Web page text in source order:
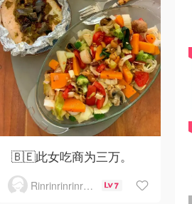
🇧🇪此女吃商为三万。
Rinrinrinrinrinrinrin 7